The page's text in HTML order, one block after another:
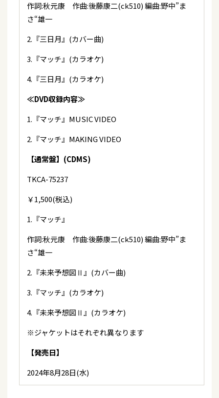
作詞:秋元康 作曲:後藤康二(ck510) 編曲:野中”ま
さ“雄一
2.『三日月』(カバー曲)
3.『マッチ』(カラオケ)
4.『三日月』(カラオケ)
≪DVD収録内容≫
1.『マッチ』MUSIC VIDEO
2.『マッチ』MAKING VIDEO
【通常盤】(CDMS)
TKCA-75237
￥1,500(税込)
1.『マッチ』
作詞:秋元康 作曲:後藤康二(ck510) 編曲:野中”ま
さ“雄一
2.『未来予想図Ⅱ』(カバー曲)
3.『マッチ』(カラオケ)
4.『未来予想図Ⅱ』(カラオケ)
※ジャケットはそれぞれ異なります
【発売日】
2024年8月28日(水)